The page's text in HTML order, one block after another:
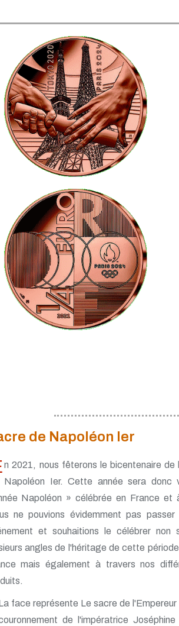
de Napoléon Ier
n 2021, nous fêterons le bicentenaire de
Napoléon Ier. Cette année sera donc
Napoléon » célébrée en France et
ne pouvions évidemment pas
et souhaitions le célébrer non
angles de l'héritage de cette
mais également à travers nos
face représente Le sacre de
de l'impératrice